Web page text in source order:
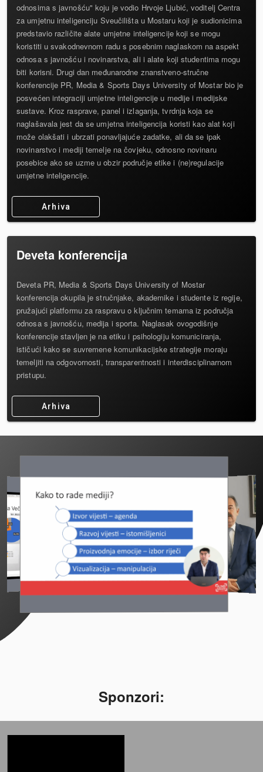
odnosima s javnošću" koju je vodio Hrvoje Ljubić, voditelj Centra
za umjetnu inteligenciju Sveučilišta u Mostaru koji je sudionicima
predstavio različite alate umjetne inteligencije koji se mogu
koristiti u svakodnevnom radu s posebnim naglaskom na aspekt
odnosa s javnošću i novinarstva, ali i alate koji studentima mogu
biti korisni. Drugi dan međunarodne znanstveno-stručne
konferencije PR, Media & Sports Days University of Mostar bio je
posvećen integraciji umjetne inteligencije u medije i medijske
sustave. Kroz rasprave, panel i izlaganja, tvrdnja koja se
naglašavala jest da se umjetna inteligencija koristi kao alat koji
može olakšati i ubrzati ponavljajuće zadatke, ali da se ipak
novinarstvo i mediji temelje na čovjeku, odnosno novinaru
posebice ako se uzme u obzir područje etike i (ne)regulacije
umjetne inteligencije.
Arhiva
Deveta konferencija
Deveta PR, Media & Sports Days University of Mostar
konferencija okupila je stručnjake, akademike i studente iz regije,
pružajući platformu za raspravu o ključnim temama iz područja
odnosa s javnošću, medija i sporta. Naglasak ovogodišnje
konferencije stavljen je na etiku i psihologiju komuniciranja,
ističući kako se suvremene komunikacijske strategije moraju
temeljiti na odgovornosti, transparentnosti i interdisciplinarnom
pristupu.
Arhiva
Sponzori: